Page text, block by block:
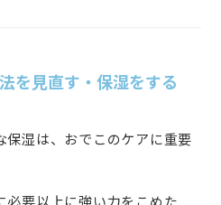
を見直す・保湿をする
保湿は、おでこのケアに重要